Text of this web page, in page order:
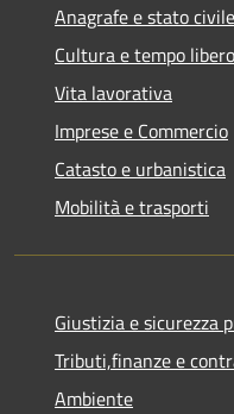
Anagrafe e stato civile
Cultura e tempo libero
Vita lavorativa
Imprese e Commercio
Catasto e urbanistica
Mobilità e trasporti
Giustizia e sicurezza
Tributi,finanze e
Ambiente